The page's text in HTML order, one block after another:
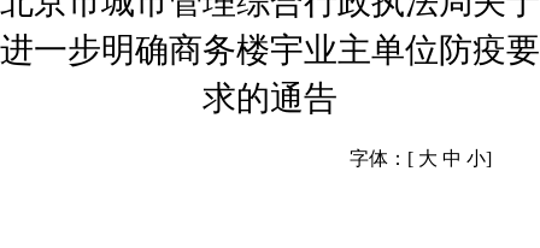
进一步明确商务楼宇业主单位防疫要
求的通告
字体：[ 大 中 小]